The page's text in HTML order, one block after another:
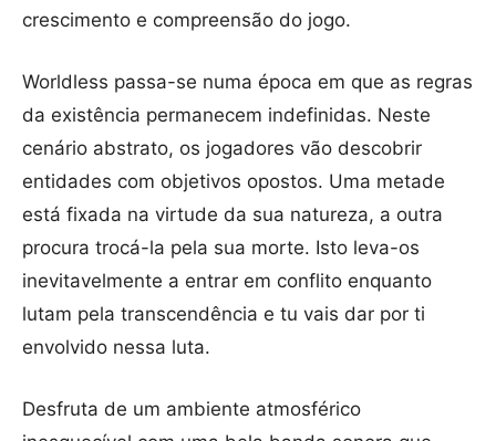
crescimento e compreensão do jogo.
Worldless passa-se numa época em que as regras
da existência permanecem indefinidas. Neste
cenário abstrato, os jogadores vão descobrir
entidades com objetivos opostos. Uma metade
está fixada na virtude da sua natureza, a outra
procura trocá-la pela sua morte. Isto leva-os
inevitavelmente a entrar em conflito enquanto
lutam pela transcendência e tu vais dar por ti
envolvido nessa luta.
Desfruta de um ambiente atmosférico